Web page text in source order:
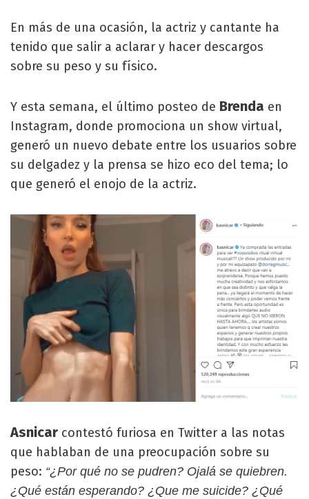
En más de una ocasión, la actriz y cantante ha
tenido que salir a aclarar y hacer descargos
sobre su peso y su físico.
Y esta semana, el último posteo de Brenda en
Instagram, donde promociona un show virtual,
generó un nuevo debate entre los usuarios sobre
su delgadez y la prensa se hizo eco del tema; lo
que generó el enojo de la actriz.
Asnicar contestó furiosa en Twitter a las notas
que hablaban de una preocupación sobre su
peso: “¿Por qué no se pudren? Ojalá se quiebren.
¿Qué están esperando? ¿Que me suicide? ¿Qué